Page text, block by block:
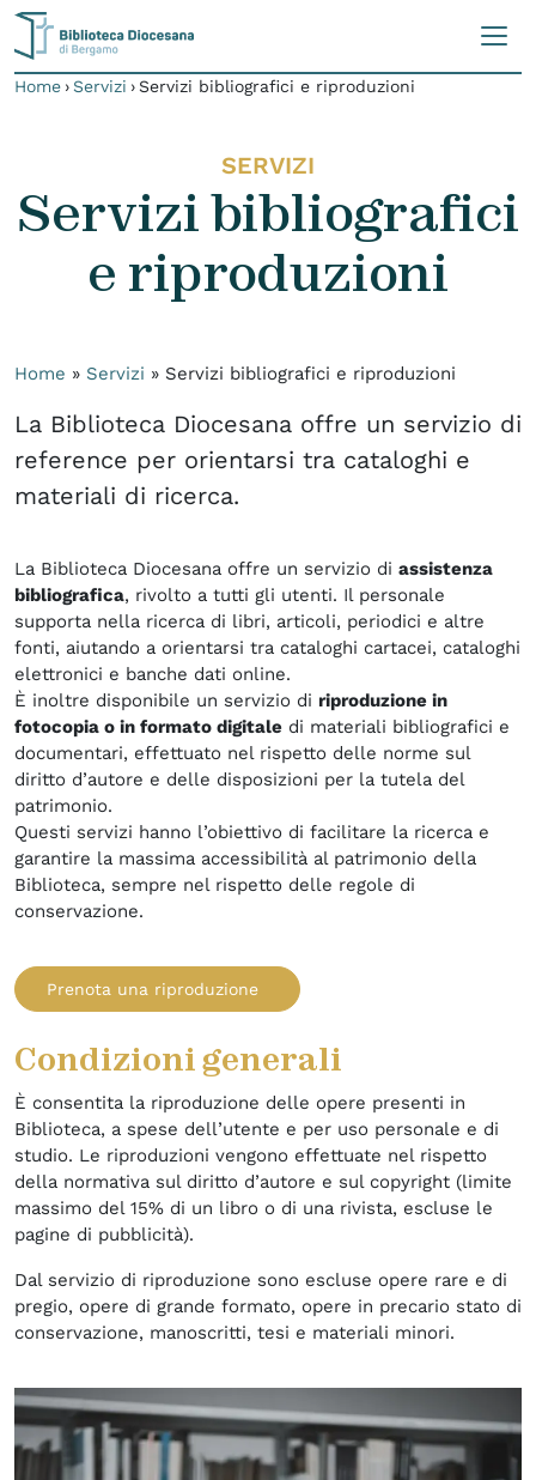
Skip to content
Home ›Servizi ›Servizi bibliografici e riproduzioni
SERVIZI
Servizi bibliografici
e riproduzioni
Home » Servizi » Servizi bibliografici e riproduzioni
La Biblioteca Diocesana offre un servizio di
reference per orientarsi tra cataloghi e
materiali di ricerca.
La Biblioteca Diocesana offre un servizio di assistenza
bibliografica, rivolto a tutti gli utenti. Il personale
supporta nella ricerca di libri, articoli, periodici e altre
fonti, aiutando a orientarsi tra cataloghi cartacei, cataloghi
elettronici e banche dati online.
È inoltre disponibile un servizio di riproduzione in
fotocopia o in formato digitale di materiali bibliografici e
documentari, effettuato nel rispetto delle norme sul
diritto d’autore e delle disposizioni per la tutela del
patrimonio.
Questi servizi hanno l’obiettivo di facilitare la ricerca e
garantire la massima accessibilità al patrimonio della
Biblioteca, sempre nel rispetto delle regole di
conservazione.
Prenota una riproduzione
Condizioni generali
È consentita la riproduzione delle opere presenti in
Biblioteca, a spese dell’utente e per uso personale e di
studio. Le riproduzioni vengono effettuate nel rispetto
della normativa sul diritto d’autore e sul copyright (limite
massimo del 15% di un libro o di una rivista, escluse le
pagine di pubblicità).
Dal servizio di riproduzione sono escluse opere rare e di
pregio, opere di grande formato, opere in precario stato di
conservazione, manoscritti, tesi e materiali minori.